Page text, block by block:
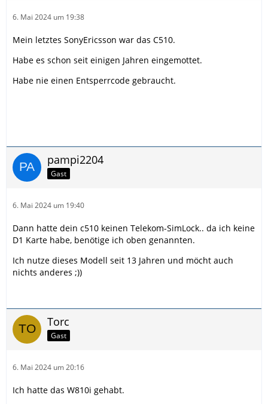
6. Mai 2024 um 19:38
Mein letztes SonyEricsson war das C510.
Habe es schon seit einigen Jahren eingemottet.
Habe nie einen Entsperrcode gebraucht.
pampi2204
Gast
6. Mai 2024 um 19:40
Dann hatte dein c510 keinen Telekom-SimLock.. da ich keine
D1 Karte habe, benötige ich oben genannten.
Ich nutze dieses Modell seit 13 Jahren und möcht auch
nichts anderes ;))
Torc
Gast
6. Mai 2024 um 20:16
Ich hatte das W810i gehabt.